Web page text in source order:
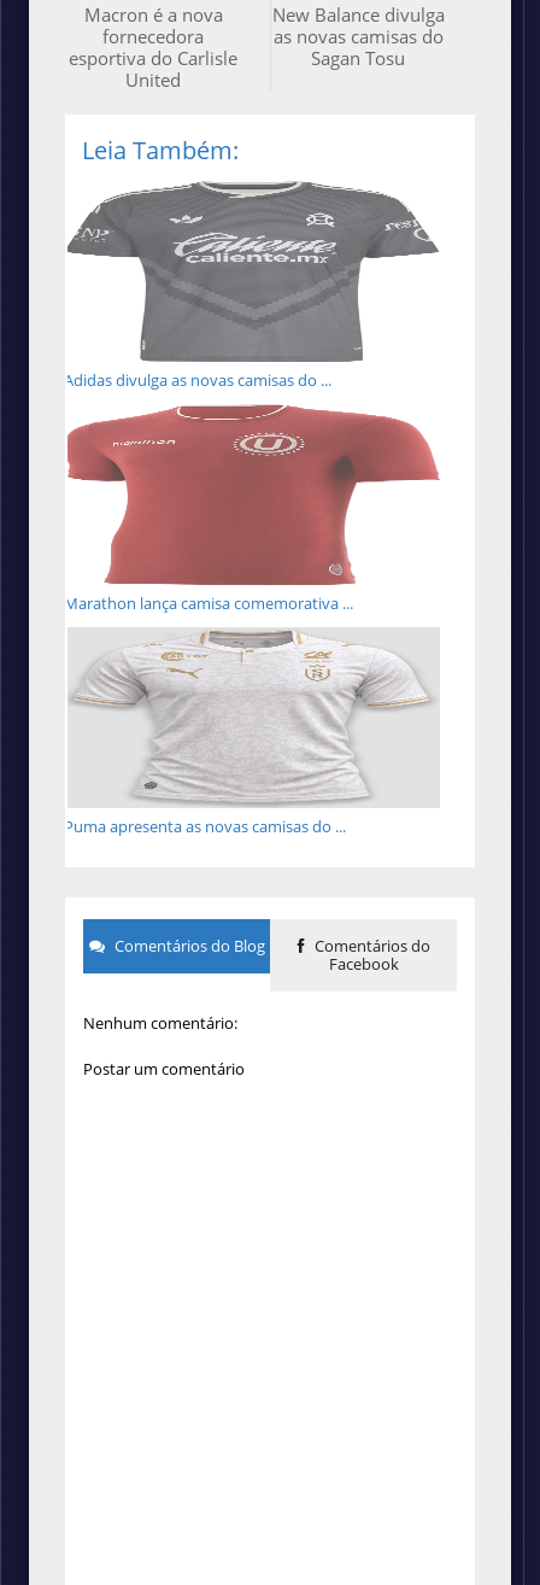
New Balance divulga
as novas camisas do
Sagan Tosu
Macron é a nova
fornecedora
esportiva do Carlisle
United
Leia Também:
Adidas divulga as novas camisas do ...
Marathon lança camisa comemorativa ...
Puma apresenta as novas camisas do ...
Comentários do Blog
Comentários do
Facebook
Nenhum comentário:
Postar um comentário